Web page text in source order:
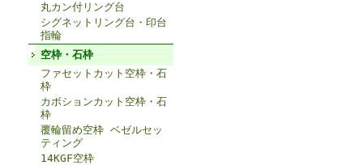
丸カン付リング台
シグネットリング台・印台
指輪
空枠・石枠
ファセットカット空枠・石
枠
カボションカット空枠・石
枠
覆輪留め空枠 ベゼルセッ
ティング
14KGF空枠